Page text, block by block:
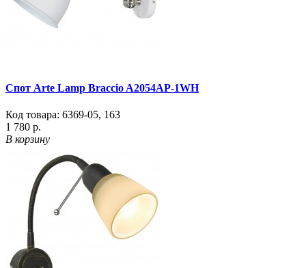
Спот Arte Lamp Braccio A2054AP-1WH
Код товара: 6369-05, 163
1 780 р.
В корзину